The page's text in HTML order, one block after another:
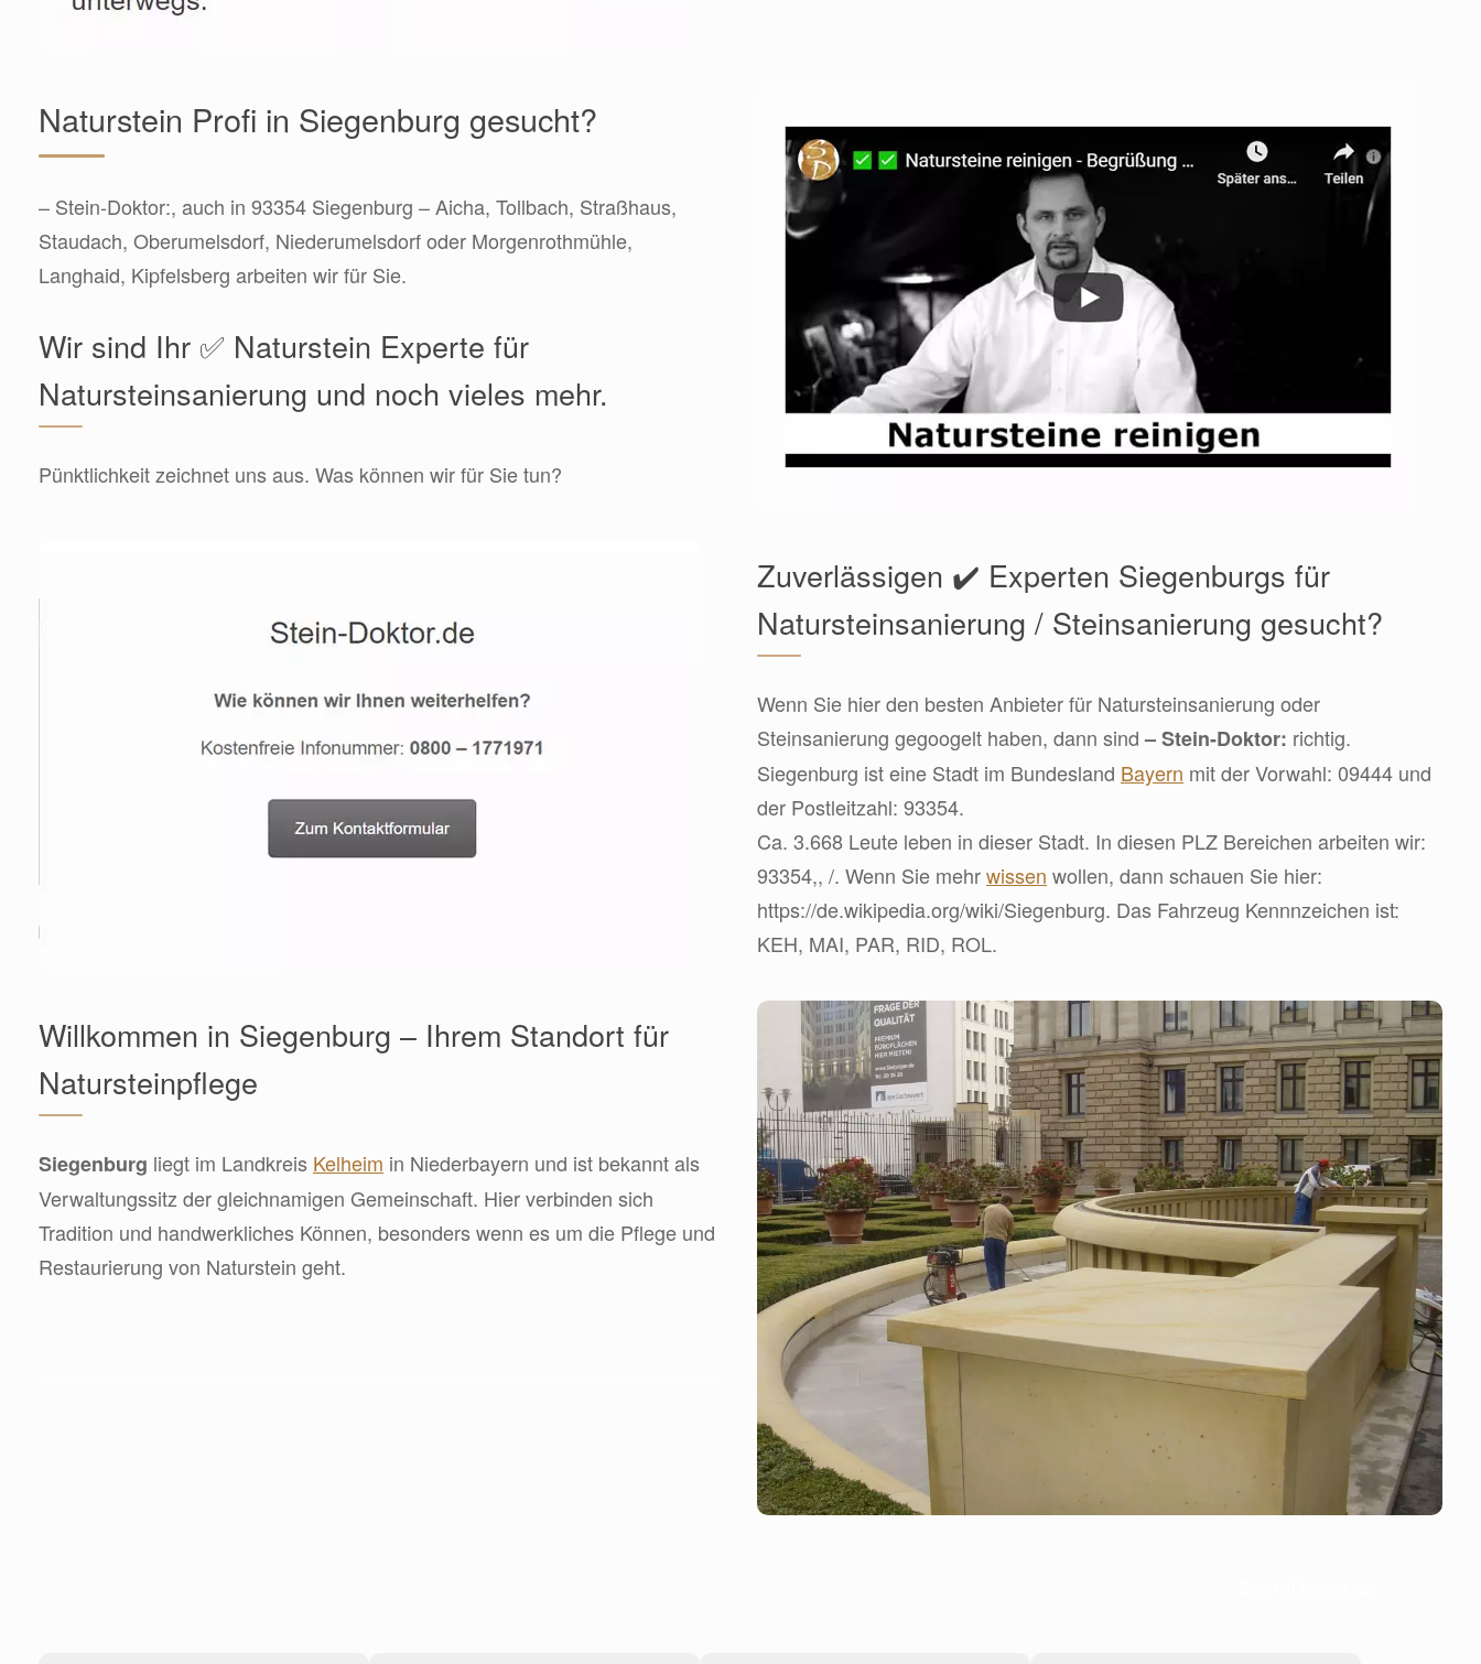
Naturstein Profi in Siegenburg gesucht?
– Stein-Doktor:, auch in 93354 Siegenburg – Aicha, Tollbach, Straßhaus,
Staudach, Oberumelsdorf, Niederumelsdorf oder Morgenrothmühle,
Langhaid, Kipfelsberg arbeiten wir für Sie.
Wir sind Ihr ✅ Naturstein Experte für
Natursteinsanierung und noch vieles mehr.
Pünktlichkeit zeichnet uns aus. Was können wir für Sie tun?
Zuverlässigen ✔️ Experten Siegenburgs für
Natursteinsanierung / Steinsanierung gesucht?
Wenn Sie hier den besten Anbieter für Natursteinsanierung oder
Steinsanierung gegoogelt haben, dann sind– Stein-Doktor: richtig.
Siegenburg ist eine Stadt im Bundesland Bayern mit der Vorwahl: 09444 und
der Postleitzahl: 93354.
Ca. 3.668 Leute leben in dieser Stadt. In diesen PLZ Bereichen arbeiten wir:
93354,, /. Wenn Sie mehrwissen wollen, dann schauen Sie hier:
https://de.wikipedia.org/wiki/Siegenburg. Das Fahrzeug Kennnzeichen ist:
KEH, MAI, PAR, RID, ROL.
Willkommen in Siegenburg – Ihrem Standort für
Natursteinpflege
Siegenburg liegt im Landkreis Kelheim in Niederbayern und ist bekannt als
Verwaltungssitz der gleichnamigen Gemeinschaft. Hier verbinden sich
Tradition und handwerkliches Können, besonders wenn es um die Pflege und
Restaurierung von Naturstein geht.